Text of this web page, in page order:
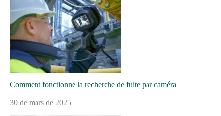
Comment fonctionne la recherche de fuite par caméra
30 de mars de 2025